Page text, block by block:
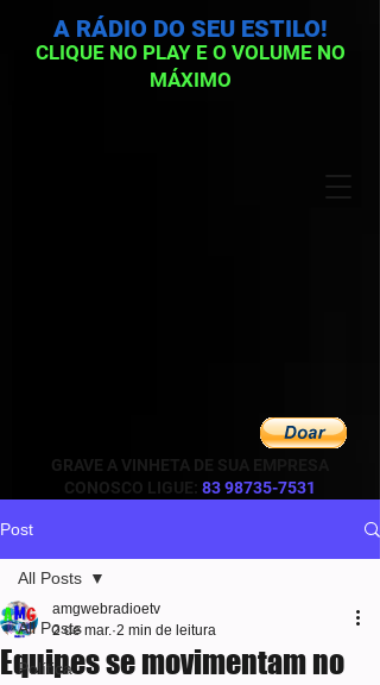
GRAVE A VINHETA DE SUA EMPRESA
CONOSCO LIGUE: 83 98735-7531
CLIQUE NO PLAY E O VOLUME NO
MÁXIMO
A RÁDIO DO SEU ESTILO!
Post
All Posts
Política
All Posts
Equipes se movimentam no
amgwebradioetv
2 de mar. 2 min de leitura